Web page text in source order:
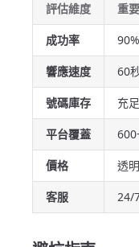
評估維度 重
成功率
響應速度 60
號碼庫存 充
平台覆蓋
價格 透
客服 24/